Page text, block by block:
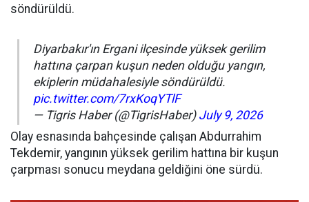
söndürüldü.
Diyarbakır'ın Ergani ilçesinde yüksek gerilim
hattına çarpan kuşun neden olduğu yangın,
ekiplerin müdahalesiyle söndürüldü.
pic.twitter.com/7rxKoqYTlF
— Tigris Haber (@TigrisHaber) July 9, 2026
Olay esnasında bahçesinde çalışan Abdurrahim
Tekdemir, yangının yüksek gerilim hattına bir kuşun
çarpması sonucu meydana geldiğini öne sürdü.